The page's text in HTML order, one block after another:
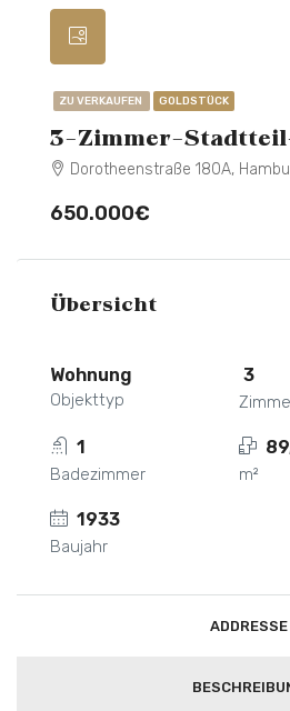
ZU VERKAUFEN GOLDSTÜCK
3-Zimmer-
Dorotheenstraße 180A,
650.000€
Übersicht
Wohnung
Objekttyp
3
1
Badezimmer m²
1933
Baujahr
ADDRESSE